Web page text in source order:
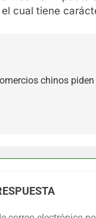
cual tiene
chinos